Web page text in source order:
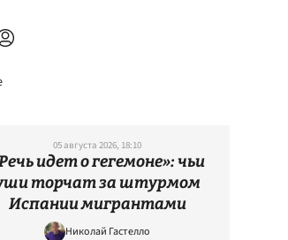
05 августа 2026, 18:10
идет о гегемоне»: чьи
торчат за штурмом
Испании мигрантами
Николай Гастелло